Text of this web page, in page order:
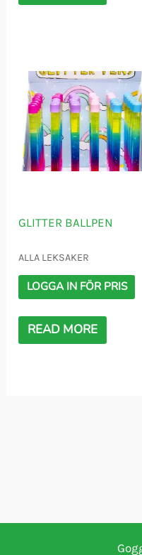
GLITTER BALLPEN
ALLA LEKSAKER
LOGGA IN FÖR PRIS
READ MORE